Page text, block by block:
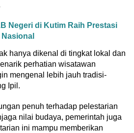
Negeri di Kutim Raih Prestasi
hanya dikenal di tingkat lokal dan
perhatian wisatawan
mengenal lebih jauh tradisi-
Ipil.
penuh terhadap pelestarian
nilai budaya, pemerintah juga
ini mampu memberikan